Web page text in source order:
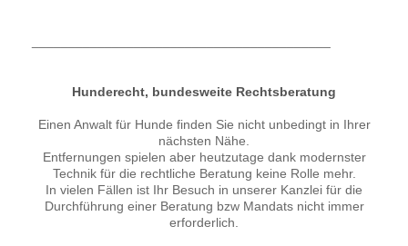
Hunderecht, bundesweite Rechtsberatung
Einen Anwalt für Hunde finden Sie nicht unbedingt in Ihrer
nächsten Nähe.
Entfernungen spielen aber heutzutage dank modernster
Technik für die rechtliche Beratung keine Rolle mehr.
In vielen Fällen ist Ihr Besuch in unserer Kanzlei für die
Durchführung einer Beratung bzw Mandats nicht immer
erforderlich.